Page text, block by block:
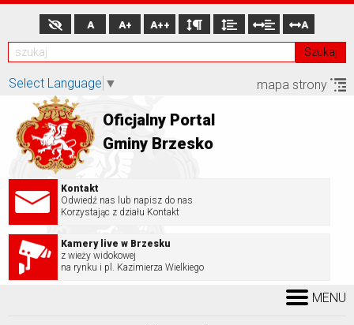
Szukaj
A A+ A++ A
Select Language ▼ mapa strony
Oficjalny Portal
Gminy Brzesko
Kontakt
Odwiedź nas lub napisz do nas
Korzystając z działu Kontakt
Kamery live w Brzesku
z wieży widokowej
na rynku i pl. Kazimierza Wielkiego
MENU